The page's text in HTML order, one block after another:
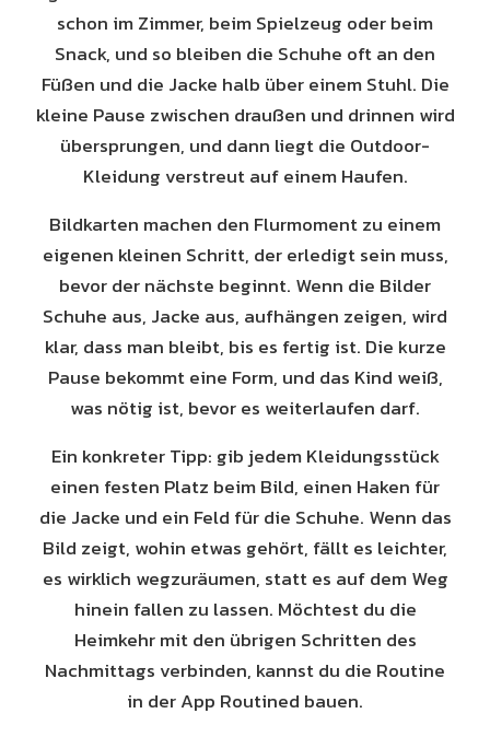
schon im Zimmer, beim Spielzeug oder beim
Snack, und so bleiben die Schuhe oft an den
Füßen und die Jacke halb über einem Stuhl. Die
kleine Pause zwischen draußen und drinnen wird
übersprungen, und dann liegt die Outdoor-
Kleidung verstreut auf einem Haufen.
Bildkarten machen den Flurmoment zu einem
eigenen kleinen Schritt, der erledigt sein muss,
bevor der nächste beginnt. Wenn die Bilder
Schuhe aus, Jacke aus, aufhängen zeigen, wird
klar, dass man bleibt, bis es fertig ist. Die kurze
Pause bekommt eine Form, und das Kind weiß,
was nötig ist, bevor es weiterlaufen darf.
Ein konkreter Tipp: gib jedem Kleidungsstück
einen festen Platz beim Bild, einen Haken für
die Jacke und ein Feld für die Schuhe. Wenn das
Bild zeigt, wohin etwas gehört, fällt es leichter,
es wirklich wegzuräumen, statt es auf dem Weg
hinein fallen zu lassen. Möchtest du die
Heimkehr mit den übrigen Schritten des
Nachmittags verbinden, kannst du die Routine
in der App Routined bauen.